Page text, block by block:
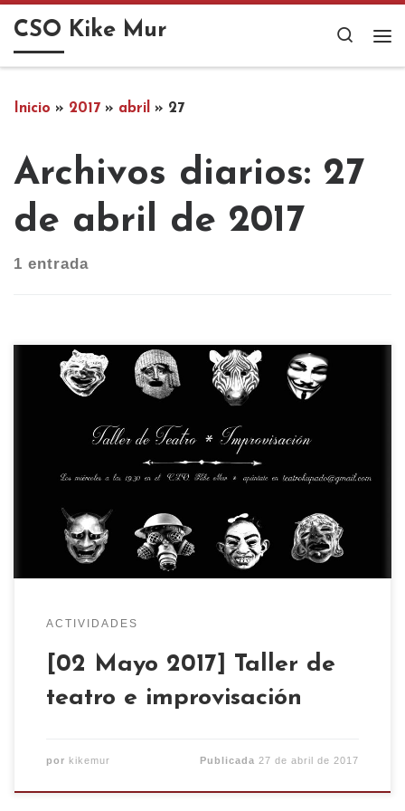
Saltar al contenido
CSO Kike Mur
Search
Inicio » 2017 » abril » 27
Archivos diarios: 27
de abril de 2017
1 entrada
Recuerda que todos los miercoles a las 19:30 en el
CSO KIKE MUR, hay taller de teatro e
improvisación. Si quieres más información escribe
ACTIVIDADES
[02 Mayo 2017] Taller de
teatro e improvisación
por kikemur Publicada 27 de abril de 2017